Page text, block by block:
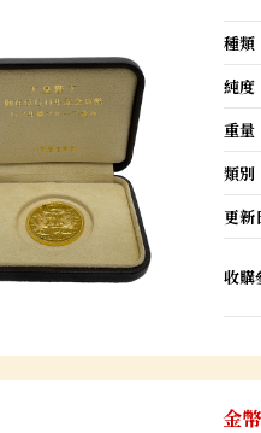
種類
純度
重量
類別
更新
收購
金